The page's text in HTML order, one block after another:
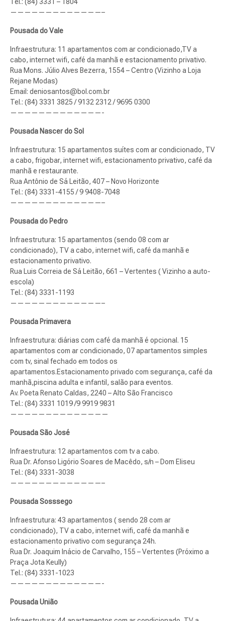
—————————————–
Pousada do Vale
Infraestrutura: 11 apartamentos com ar condicionado,TV a
cabo, internet wifi, café da manhã e estacionamento privativo.
Rua Mons. Júlio Alves Bezerra, 1554 – Centro (Vizinho a Loja
Rejane Modas)
Email: deniosantos@bol.com.br
Tel.: (84) 3331 3825 / 9132 2312 / 9695 0300
—————————————-
Pousada Nascer do Sol
Infraestrutura: 15 apartamentos suítes com ar condicionado, TV
a cabo, frigobar, internet wifi, estacionamento privativo, café da
manhã e restaurante.
Rua Antônio de Sá Leitão, 407 – Novo Horizonte
Tel.: (84) 3331-4155 / 9 9408-7048
—————————————–
Pousada do Pedro
Infraestrutura: 15 apartamentos (sendo 08 com ar
condicionado), TV a cabo, internet wifi, café da manhã e
estacionamento privativo.
Rua Luis Correia de Sá Leitão, 661 – Vertentes ( Vizinho a auto-
escola)
Tel.: (84) 3331-1193
—————————————–
Pousada Primavera
Infraestrutura: diárias com café da manhã é opcional. 15
apartamentos com ar condicionado, 07 apartamentos simples
com tv, sinal fechado em todos os
apartamentos.Estacionamento privado com segurança, café da
manhã,piscina adulta e infantil, salão para eventos.
Av. Poeta Renato Caldas, 2240 – Alto São Francisco
Tel.: (84) 3331 1019 /9 9919 9831
——————————————
Pousada São José
Infraestrutura: 12 apartamentos com tv a cabo.
Rua Dr. Afonso Ligório Soares de Macêdo, s/n – Dom Eliseu
Tel.: (84) 3331-3038
—————————————–
Pousada Sosssego
Infraestrutura: 43 apartamentos ( sendo 28 com ar
condicionado), TV a cabo, internet wifi, café da manhã e
estacionamento privativo com segurança 24h.
Rua Dr. Joaquim Inácio de Carvalho, 155 – Vertentes (Próximo a
Praça Jota Keully)
Tel.: (84) 3331-1023
—————————————-
Pousada União